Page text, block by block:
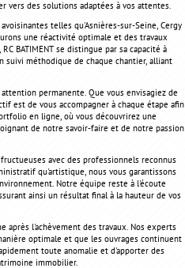
vers des solutions adaptées à vos attentes.
telles qu'Asnières-sur-Seine, Cergy
une réactivité optimale et des travaux
BATIMENT se distingue par sa capacité à
méthodique de chaque chantier, alliant
permanente. Que vous envisagiez de
est de vous accompagner à chaque étape afin
en ligne, où vous découvrirez une
de notre savoir-faire et de notre passion
avec des professionnels reconnus
qu'artistique, nous vous garantissons
Notre équipe reste à l'écoute
ainsi un résultat final à la hauteur de vos
après l'achèvement des travaux. Nos experts
optimale et que les ouvrages continuent
toute anomalie et d'apporter des
immobilier.